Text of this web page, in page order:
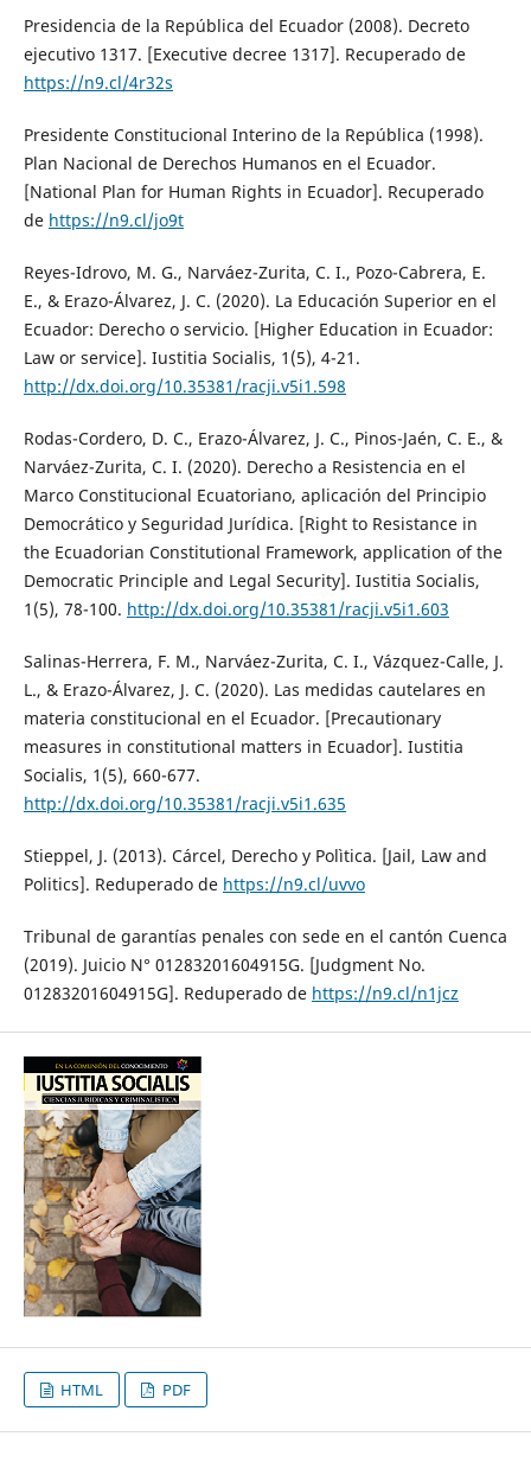
Presidencia de la República del Ecuador (2008). Decreto
ejecutivo 1317. [Executive decree 1317]. Recuperado de
https://n9.cl/4r32s
Presidente Constitucional Interino de la República (1998).
Plan Nacional de Derechos Humanos en el Ecuador.
[National Plan for Human Rights in Ecuador]. Recuperado
de https://n9.cl/jo9t
Reyes-Idrovo, M. G., Narváez-Zurita, C. I., Pozo-Cabrera, E.
E., & Erazo-Álvarez, J. C. (2020). La Educación Superior en el
Ecuador: Derecho o servicio. [Higher Education in Ecuador:
Law or service]. Iustitia Socialis, 1(5), 4-21.
http://dx.doi.org/10.35381/racji.v5i1.598
Rodas-Cordero, D. C., Erazo-Álvarez, J. C., Pinos-Jaén, C. E., &
Narváez-Zurita, C. I. (2020). Derecho a Resistencia en el
Marco Constitucional Ecuatoriano, aplicación del Principio
Democrático y Seguridad Jurídica. [Right to Resistance in
the Ecuadorian Constitutional Framework, application of the
Democratic Principle and Legal Security]. Iustitia Socialis,
1(5), 78-100. http://dx.doi.org/10.35381/racji.v5i1.603
Salinas-Herrera, F. M., Narváez-Zurita, C. I., Vázquez-Calle, J.
L., & Erazo-Álvarez, J. C. (2020). Las medidas cautelares en
materia constitucional en el Ecuador. [Precautionary
measures in constitutional matters in Ecuador]. Iustitia
Socialis, 1(5), 660-677.
http://dx.doi.org/10.35381/racji.v5i1.635
Stieppel, J. (2013). Cárcel, Derecho y Polìtica. [Jail, Law and
Politics]. Reduperado de https://n9.cl/uvvo
Tribunal de garantías penales con sede en el cantón Cuenca
(2019). Juicio N° 01283201604915G. [Judgment No.
01283201604915G]. Reduperado de https://n9.cl/n1jcz
HTML PDF